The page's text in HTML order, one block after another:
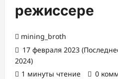
режиссере
mining_broth
17 февраля 2023
2024)
1 минуты чтение
0